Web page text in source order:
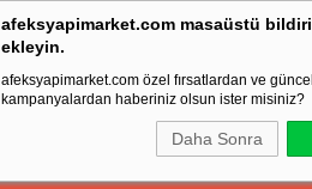
afeksyapimarket.com masaüstü
ekleyin.
afeksyapimarket.com özel fırsatlardan ve güncel
kampanyalardan haberiniz olsun ister misiniz?
Daha Sonra